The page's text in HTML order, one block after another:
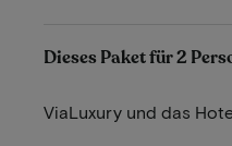
Dieses Paket für 2
ViaLuxury und das